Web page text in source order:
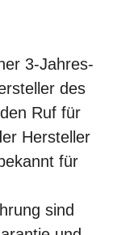
3-Jahres-
des
Ruf für
Hersteller
für
sind